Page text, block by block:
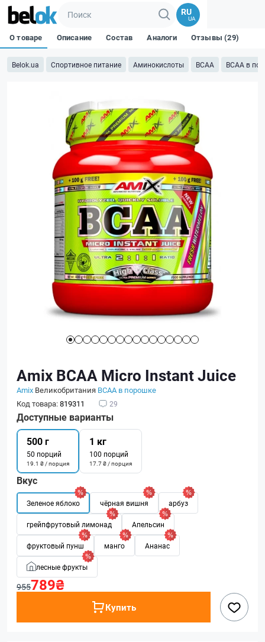
RU
UA
Belok.ua Спортивное питание Аминокислоты BCAA BCAA в
О товаре Описание Состав Аналоги Отзывы (29)
Amix BCAA Micro Instant Juice
Amix Великобритания BCAA в порошке
Код товара:819311 29
Доступные варианты
500 г
50 порций
19.1 ₴ / порция
1 кг
100 порций
17.7 ₴ / порция
Вкус
Зеленое яблоко чёрная вишня арбуз
грейпфрутовый лимонад Апельсин
фруктовый пунш манго Ананас
лесные фрукты
955789₴
Купить